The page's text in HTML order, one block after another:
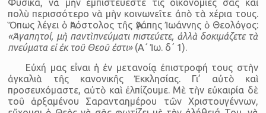
Φυσικά, νὰ μὴν ἐμπιστεύεστε τὶς οἰκονομίες σας καὶ
πολὺ περισσότερο νὰ μὴν κοινωνεῖτε ἀπὸ τὰ χέρια τους.
Ὅπως λέγει ὁ Ἀπόστολος τῆς Ἀγάπης Ἰωάννης ὁ Θεολόγος:
«Ἀγαπητοί, μὴ παντὶ πνεύματι πιστεύετε, ἀλλὰ δοκιμάζετε τὰ
πνεύματα εἰ ἐκ τοῦ Θεοῦ ἐστι»(Α΄ Ἰω. δ΄ 1).
Εὐχή μας εἶναι ἡ ἐν μετανοίᾳ ἐπιστροφή τους στὴν
ἀγκαλιὰ τῆς κανονικῆς Ἐκκλησίας. Γι’ αὐτὸ καὶ
προσευχόμαστε, αὐτὸ καὶ ἐλπίζουμε. Μὲ τὴν εὐκαιρία δὲ
τοῦ ἀρξαμένου Σαρανταημέρου τῶν Χριστουγέννων,